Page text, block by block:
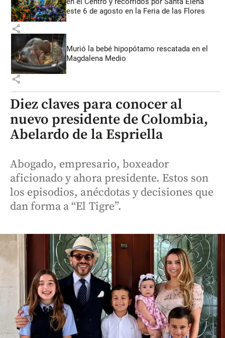
este 6 de agosto en la Feria de las Flores
share
Murió la bebé hipopótamo rescatada en el
Magdalena Medio
share
Diez claves para conocer al
nuevo presidente de Colombia,
Abelardo de la Espriella
Abogado, empresario, boxeador
aficionado y ahora presidente. Estos son
los episodios, anécdotas y decisiones que
dan forma a “El Tigre”.